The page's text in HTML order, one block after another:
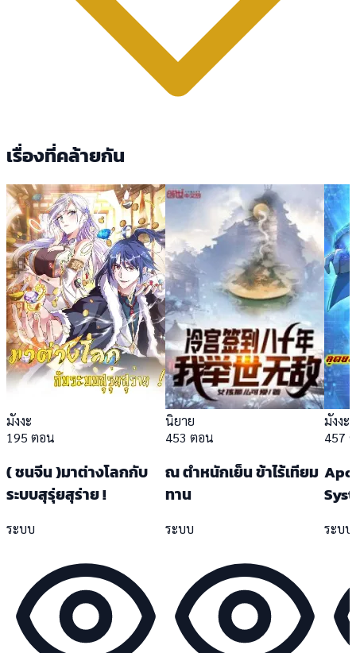
เรื่องที่คล้ายกัน
มังงะ
195 ตอน
( ชนจีน )มาต่างโลกกับ
ระบบสุรุ่ยสุร่าย !
ระบบ
นิยาย
453 ตอน
ณ ตำหนักเย็น ข้าไร้เทียม
ทาน
ระบบ
มังงะ
457
ระบบ